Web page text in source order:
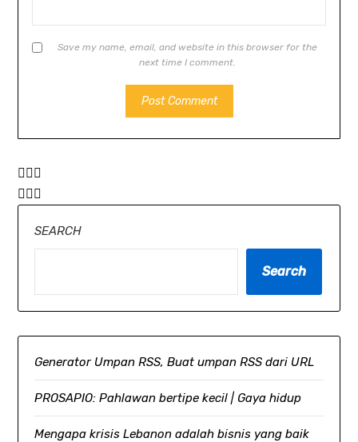
Save my name, email, and website in this browser for the
next time I comment.
SEARCH
Search
Generator Umpan RSS, Buat umpan RSS dari URL
PROSAPIO: Pahlawan bertipe kecil | Gaya hidup
Mengapa krisis Lebanon adalah bisnis yang baik